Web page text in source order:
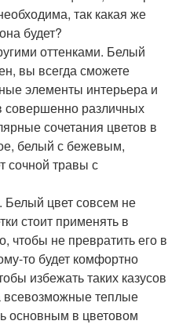
так какая же
будет?
оттенками. Белый
вы всегда сможете
элементы интерьера и
различных
сочетания цветов в
белый с бежевым,
сочной травы с
цвет совсем не
стоит применять в
чтобы не превратить его в
то будет комфортно
избежать таких казусов
всевозможные теплые
основным в цветовом